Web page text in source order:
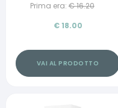
Prima era: €16.20
€ 18.00
VAI AL PRODOTTO